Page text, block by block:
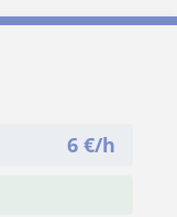
6 €/h